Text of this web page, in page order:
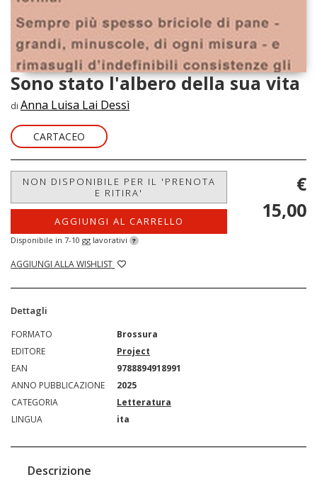
Sono stato l'albero della sua vita
di Anna Luisa Lai Dessì
CARTACEO
NON DISPONIBILE PER IL 'PRENOTA
E RITIRA'
AGGIUNGI AL CARRELLO
Disponibile in 7-10 gg lavorativi ?
AGGIUNGI ALLA WISHLIST
€
15,00
Dettagli
FORMATO
Brossura
EDITORE
Project
EAN
9788894918991
ANNO PUBBLICAZIONE
2025
CATEGORIA
Letteratura
LINGUA
ita
Descrizione